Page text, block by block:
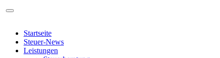
Startseite
Steuer-News
Leistungen